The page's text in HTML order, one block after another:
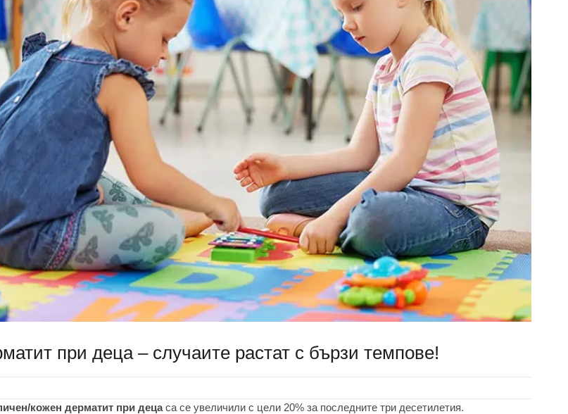
при деца – случаите растат с бързи темпове!
кожен дерматит при децаса се увеличили с цели 20% за последните три десетилетия.